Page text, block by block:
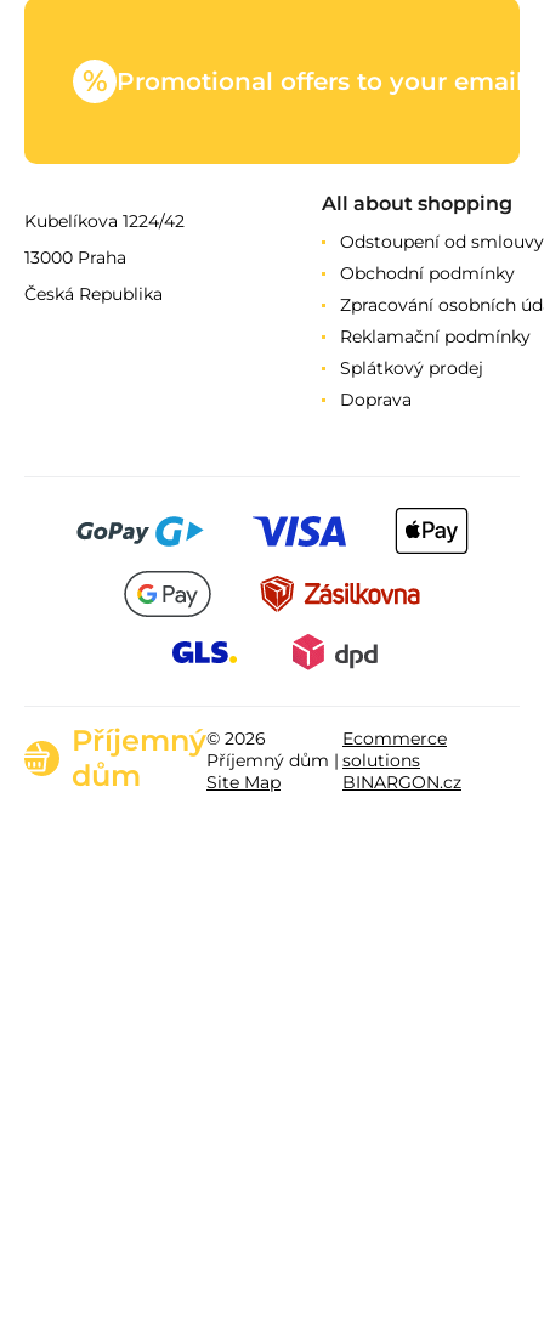
% Promotional offers to your email
Kubelíkova 1224/42
13000 Praha
Česká Republika
All about shopping
Odstoupení od smlouvy
Obchodní podmínky
Zpracování osobních
Reklamační podmínky
Splátkový prodej
Doprava
Příjemný
dům
© 2026
Příjemný dům |
Site Map
Ecommerce
solutions
BINARGON.cz